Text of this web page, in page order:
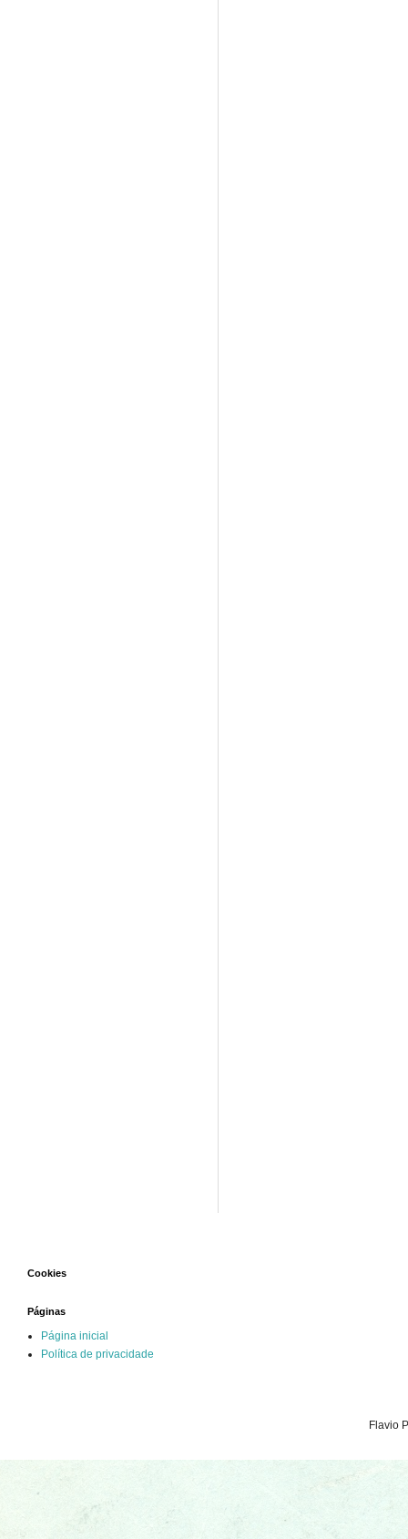
Cookies
Páginas
Página inicial
Política de privacidade
Flavio